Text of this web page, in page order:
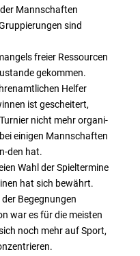
Mannschaften
sind
freier Ressourcen
gekommen.
Helfer
ist gescheitert,
nicht mehr organi-
einigen Mannschaften
den hat.
Wahl der Spieltermine
hat sich bewährt.
Begegnungen
war es für die meisten
noch mehr auf Sport,